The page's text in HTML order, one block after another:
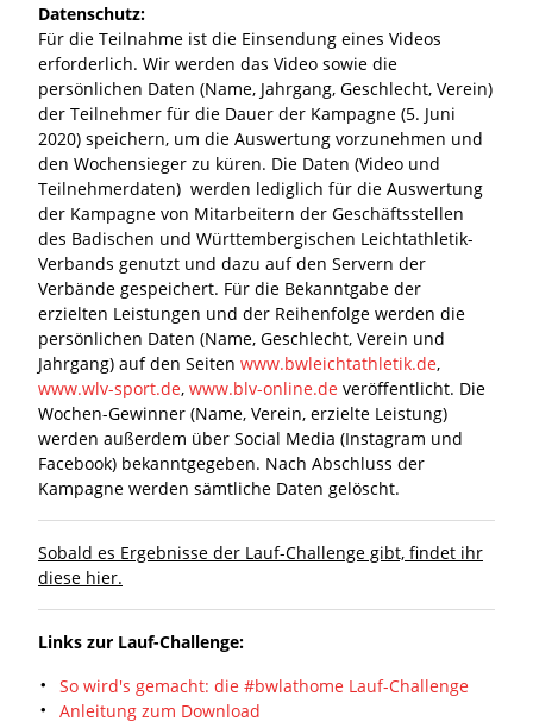
Datenschutz:
Für die Teilnahme ist die Einsendung eines Videos
erforderlich. Wir werden das Video sowie die
persönlichen Daten (Name, Jahrgang, Geschlecht, Verein)
der Teilnehmer für die Dauer der Kampagne (5. Juni
2020) speichern, um die Auswertung vorzunehmen und
den Wochensieger zu küren. Die Daten (Video und
Teilnehmerdaten) werden lediglich für die Auswertung
der Kampagne von Mitarbeitern der Geschäftsstellen
des Badischen und Württembergischen Leichtathletik-
Verbands genutzt und dazu auf den Servern der
Verbände gespeichert. Für die Bekanntgabe der
erzielten Leistungen und der Reihenfolge werden die
persönlichen Daten (Name, Geschlecht, Verein und
Jahrgang) auf den Seiten www.bwleichtathletik.de,
www.wlv-sport.de, www.blv-online.de veröffentlicht. Die
Wochen-Gewinner (Name, Verein, erzielte Leistung)
werden außerdem über Social Media (Instagram und
Facebook) bekanntgegeben. Nach Abschluss der
Kampagne werden sämtliche Daten gelöscht.
Sobald es Ergebnisse der Lauf-Challenge gibt, findet ihr
diese hier.
Links zur Lauf-Challenge:
So wird's gemacht: die #bwlathome Lauf-Challenge
Anleitung zum Download